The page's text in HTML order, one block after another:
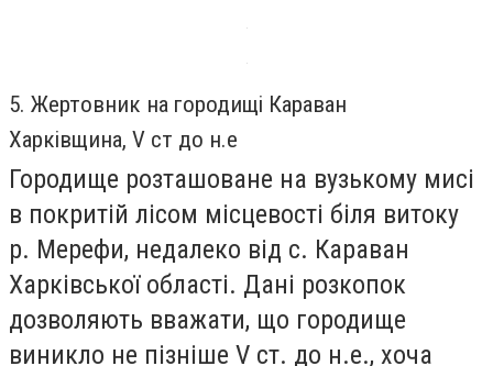
5. Жертовник на городищі Караван
Харківщина, V ст до н.е
Городище розташоване на вузькому мисі
в покритій лісом місцевості біля витоку
р. Мерефи, недалеко від с. Караван
Харківської області. Дані розкопок
дозволяють вважати, що городище
виникло не пізніше V ст. до н.е., хоча